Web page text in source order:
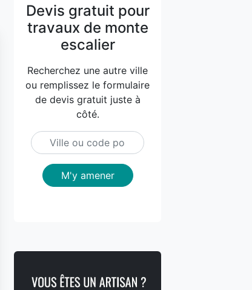
Devis gratuit pour
travaux de monte
escalier
Recherchez une autre ville
ou remplissez le formulaire
de devis gratuit juste à
côté.
M'y amener